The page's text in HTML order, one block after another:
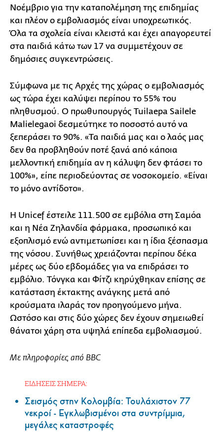
Νοέμβριο για την καταπολέμηση της επιδημίας
και πλέον ο εμβολιασμός είναι υποχρεωτικός.
Όλα τα σχολεία είναι κλειστά και έχει απαγορευτεί
στα παιδιά κάτω των 17 να συμμετέχουν σε
δημόσιες συγκεντρώσεις.
Σύμφωνα με τις Αρχές της χώρας ο εμβολιασμός
ως τώρα έχει καλύψει περίπου το 55% του
πληθυσμού. Ο πρωθυπουργός Tuilaepa Sailele
Malielegaoi δεσμεύτηκε το ποσοστό αυτό να
ξεπεράσει το 90%. «Τα παιδιά μας και ο λαός μας
δεν θα προβληθούν ποτέ ξανά από κάποια
μελλοντική επιδημία αν η κάλυψη δεν φτάσει το
100%», είπε περιοδεύοντας σε νοσοκομείο. «Είναι
το μόνο αντίδοτο».
Η Unicef έστειλε 111.500 σε εμβόλια στη Σαμόα
και η Νέα Ζηλανδία φάρμακα, προσωπικό και
εξοπλισμό ενώ αντιμετωπίσει και η ίδια ξέσπασμα
της νόσου. Συνήθως χρειάζονται περίπου δέκα
μέρες ως δύο εβδομάδες για να επιδράσει το
εμβόλιο. Τόνγκα και Φίτζι κηρύχθηκαν επίσης σε
κατάσταση έκτακτης ανάγκης μετά από
κρούσματα ιλαράς τον προηγούμενο μήνα.
Ωστόσο και στις δύο χώρες δεν έχουν σημειωθεί
θάνατοι χάρη στα υψηλά επίπεδα εμβολιασμού.
Με πληροφορίες από BBC
ΕΙΔΗΣΕΙΣ ΣΗΜΕΡΑ:
Σεισμός στην Κολομβία: Τουλάχιστον 77
νεκροί - Εγκλωβισμένοι στα συντρίμμια,
μεγάλες καταστροφές